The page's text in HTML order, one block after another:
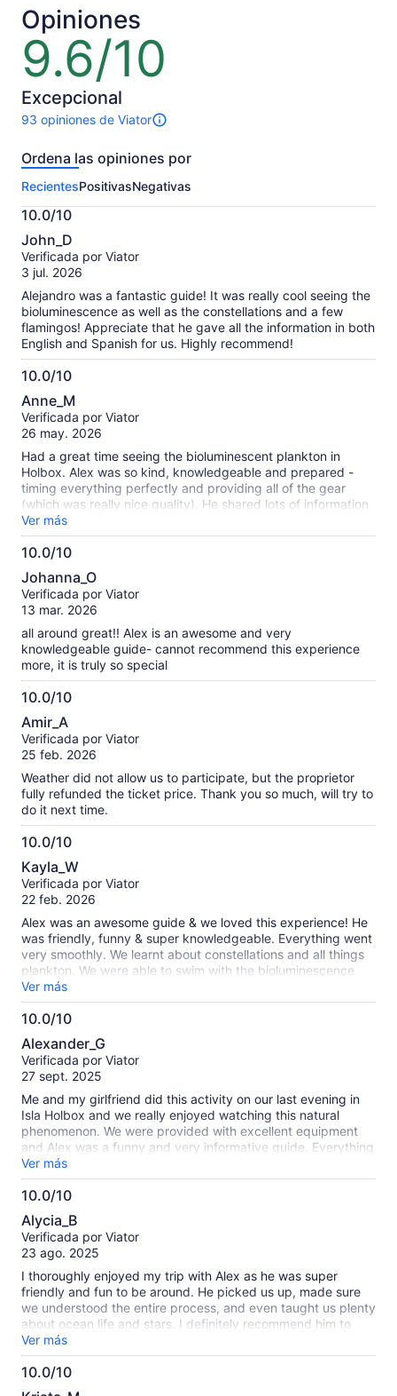
por
adulto
Opiniones
9.6/10
9.6
de
10
Excepcional
93 opiniones de Viator
93
sobre
actividad.
Más
información
sobre
las
opiniones
Ordena las opiniones por
RecientesPositivasNegativas
10.0/10
10.0
de
10
John_D
Verificada por Viator
3 jul. 2026
Alejandro was a fantastic guide! It was really cool seeing the
bioluminescence as well as the constellations and a few
flamingos! Appreciate that he gave all the information in both
English and Spanish for us. Highly recommend!
10.0/10
10.0
de
10
Anne_M
Verificada por Viator
26 may. 2026
Had a great time seeing the bioluminescent plankton in
Holbox. Alex was so kind, knowledgeable and prepared -
timing everything perfectly and providing all of the gear
(which was really nice quality). He shared lots of information
about the plankton and the stars/constellations and even
captured some great photos and videos that he shared with
us after.
Ver más
10.0/10
10.0
de
10
Johanna_O
Verificada por Viator
13 mar. 2026
all around great!! Alex is an awesome and very
knowledgeable guide- cannot recommend this experience
more, it is truly so special
10.0/10
10.0
de
10
Amir_A
Verificada por Viator
25 feb. 2026
Weather did not allow us to participate, but the proprietor
fully refunded the ticket price. Thank you so much, will try to
do it next time.
10.0/10
10.0
de
10
Kayla_W
Verificada por Viator
22 feb. 2026
Alex was an awesome guide & we loved this experience! He
was friendly, funny & super knowledgeable. Everything went
very smoothly. We learnt about constellations and all things
plankton. We were able to swim with the bioluminescence
which was incredible! Highly recommend.
Ver más
10.0/10
10.0
de
10
Alexander_G
Verificada por Viator
27 sept. 2025
Me and my girlfriend did this activity on our last evening in
Isla Holbox and we really enjoyed watching this natural
phenomenon. We were provided with excellent equipment
and Alex was a funny and very informative guide. Everything
was super well organised and we had plenty of time to enjoy
the beauty of the bioluminescent plankton. We heavily
recommend doing this activity and thanks again to Alex for
Ver más
10.0/10
10.0
de
10
Alycia_B
Verificada por Viator
23 ago. 2025
I thoroughly enjoyed my trip with Alex as he was super
friendly and fun to be around. He picked us up, made sure
we understood the entire process, and even taught us plenty
about ocean life and stars. I definitely recommend him to
anyone wanting to experience the bioluminescence.
Ver más
10.0/10
10.0